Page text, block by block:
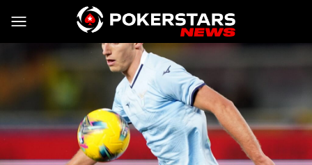
Vai al contenuto